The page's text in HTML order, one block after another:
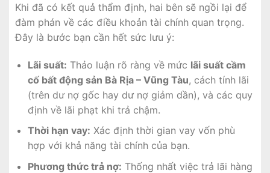
Khi đã có kết quả thẩm định, hai bên sẽ ngồi lại để
đàm phán về các điều khoản tài chính quan trọng.
Đây là bước bạn cần hết sức lưu ý:
Lãi suất: Thảo luận rõ ràng về mức lãi suất cầm
cố bất động sản Bà Rịa – Vũng Tàu, cách tính lãi
(trên dư nợ gốc hay dư nợ giảm dần), và các quy
định về lãi phạt khi trả chậm.
Thời hạn vay: Xác định thời gian vay vốn phù
hợp với khả năng tài chính của bạn.
Phương thức trả nợ: Thống nhất việc trả lãi hàng